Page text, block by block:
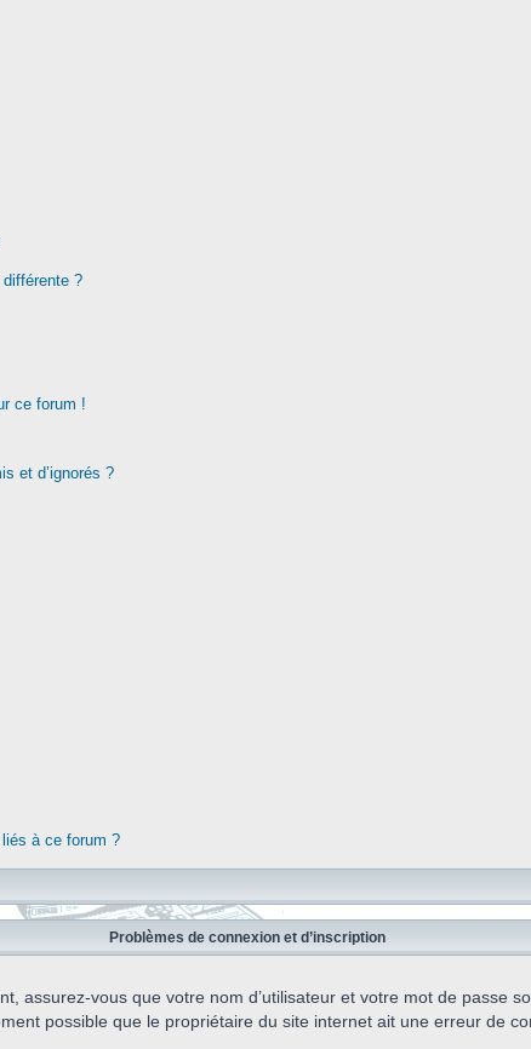
différente ?
ce forum !
et d’ignorés ?
liés à ce forum ?
Problèmes de connexion et d’inscription
assurez-vous que votre nom d’utilisateur et votre mot de passe
possible que le propriétaire du site internet ait une erreur de